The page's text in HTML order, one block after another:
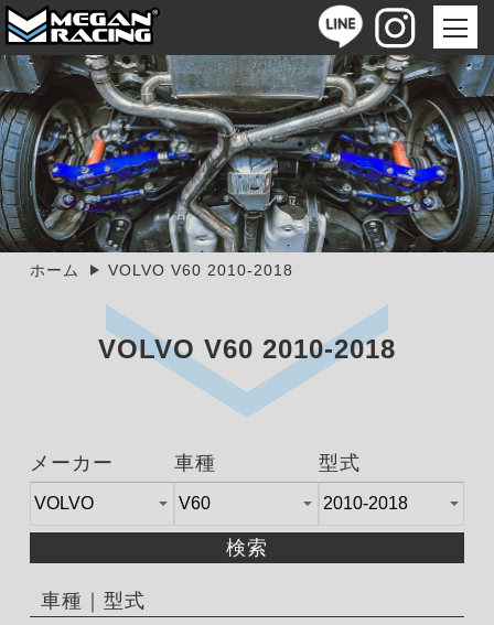
ホーム VOLVO V60 2010-2018
VOLVO V60 2010-2018
メーカー 車種 型式
検索
車種｜型式